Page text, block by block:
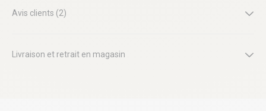
Avis clients (2)
Livraison et retrait en magasin